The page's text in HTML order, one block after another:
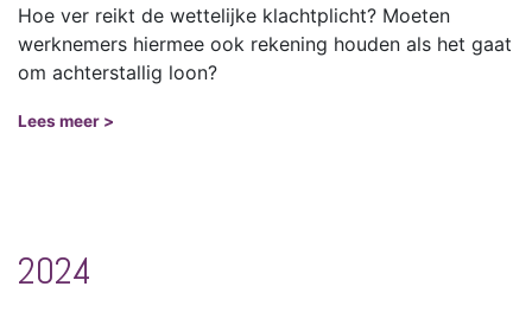
Hoe ver reikt de wettelijke klachtplicht? Moeten
werknemers hiermee ook rekening houden als het gaat
om achterstallig loon?
Lees meer >
2024